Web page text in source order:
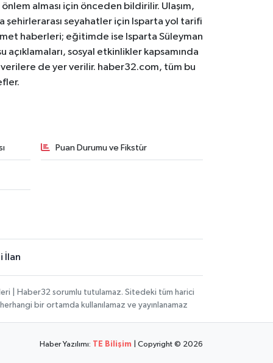
alması için önceden bildirilir. Ulaşım,
şehirlerarası seyahatler için Isparta yol tarifi
haberleri; eğitimde ise Isparta Süleyman
sosyal etkinlikler kapsamında
de yer verilir. haber32.com, tüm bu
Puan Durumu ve Fikstür
İlan
| Haber32 sorumlu tutulamaz. Sitedeki tüm harici
bir ortamda kullanılamaz ve yayınlanamaz
Haber Yazılımı: TE Bilişim | Copyright © 2026